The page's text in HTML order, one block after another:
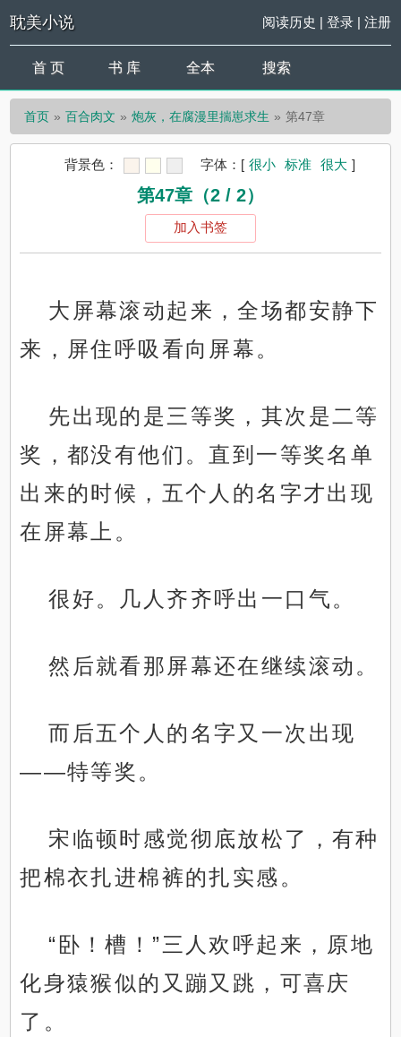
耽美小说 阅读历史 | 登录| 注册
首 页 书 库 全本 搜索
首页 百合肉文 炮灰，在腐漫里揣崽求生 第47章
背景色： 字体： [ 很小 标准 很大 ]
第47章（2 / 2）
加入书签
大屏幕滚动起来，全场都安静下
来，屏住呼吸看向屏幕。
先出现的是三等奖，其次是二等
奖，都没有他们。直到一等奖名单
出来的时候，五个人的名字才出现
在屏幕上。
很好。几人齐齐呼出一口气。
然后就看那屏幕还在继续滚动。
而后五个人的名字又一次出现
——特等奖。
宋临顿时感觉彻底放松了，有种
把棉衣扎进棉裤的扎实感。
“卧！槽！”三人欢呼起来，原地
化身猿猴似的又蹦又跳，可喜庆
了。